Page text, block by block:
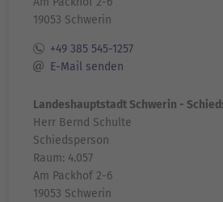
19053 Schwerin
+49 385 545-1257
E-Mail senden
Landeshauptstadt Schwerin -
Herr Bernd Schulte
Schiedsperson
Raum: 4.057
Am Packhof 2-6
19053 Schwerin